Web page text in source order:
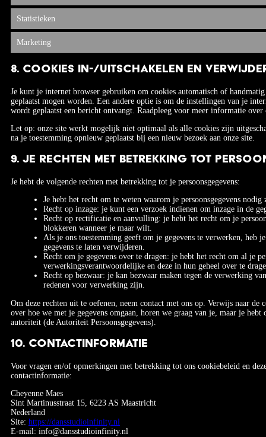
Statistieken
Marketing
8. Cookies in-/uitschakelen en
Je kunt je internet browser gebruiken om cookies automatisch of
geplaatst mogen worden. Een andere optie is om de instellingen van je
wordt geplaatst een bericht ontvangt. Raadpleeg voor meer informatie
Let op: onze site werkt mogelijk niet optimaal als alle cookies zijn
na je toestemming opnieuw geplaatst bij een nieuw bezoek aan onze site.
9. Je rechten met betrekking tot
Je hebt de volgende rechten met betrekking tot je persoonsgegevens:
Je hebt het recht om te weten waarom je persoonsgegevens
Recht op inzage: je kunt een verzoek indienen om inzage in de
Recht op rectificatie en aanvulling: je hebt het recht om je
blokkeren wanneer je maar wilt.
Als je ons toestemming geeft om je gegevens te verwerken, heb
gegevens te laten verwijderen.
Recht om je gegevens over te dragen: je hebt het recht om al je
verwerkingsverantwoordelijke en deze in hun geheel over te
Recht op bezwaar: je kan bezwaar maken tegen de verwerking
redenen voor verwerking zijn.
Om deze rechten uit te oefenen, neem contact met ons op. Verwijs naar
over hoe we met je gegevens omgaan, horen we graag van je, maar je
autoriteit (de Autoriteit Persoonsgegevens).
10. Contactinformatie
Voor vragen en/of opmerkingen met betrekking tot ons cookiebeleid en
contactinformatie:
Cheyenne Maes
Sint Martinusstraat 15, 6223 AS Maastricht
Nederland
Site: https://dansstudioinfinity.nl
E-mail: info@dansstudioinfinity.nl